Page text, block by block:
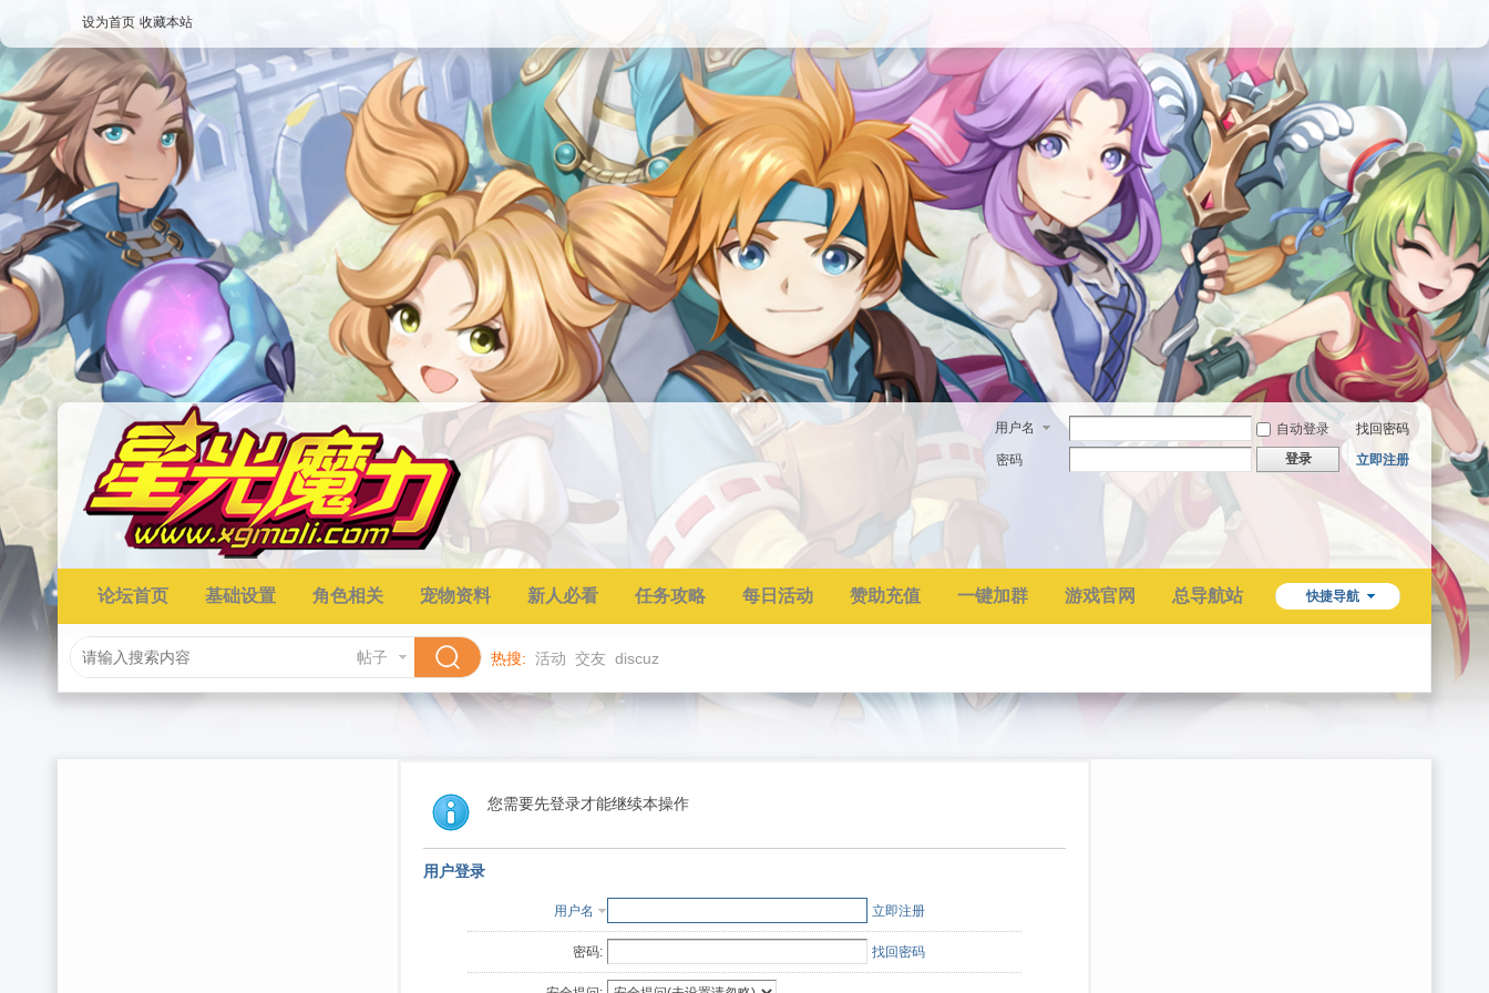
设为首页 收藏本站
用户名 自动登录
找回密码
密码
登录 立即注册
快捷导航
论坛首页 基础设置 角色相关 宠物资料 新人必看 任务攻略 每日活动 赞助充值 一键加群 游戏官网 总导航站
帖子 热搜: 活动 交友 discuz
您需要先登录才能继续本操作
用户登录
用户名 立即注册
密码: 找回密码